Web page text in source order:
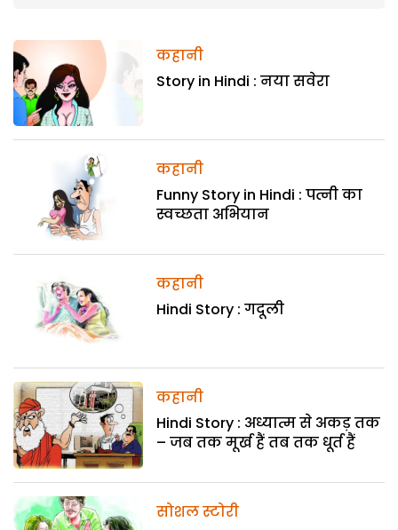
कहानी
Story in Hindi : नया सवेरा
कहानी
Funny Story in Hindi : पत्नी का
स्वच्छता अभियान
कहानी
Hindi Story : गदूली
कहानी
Hindi Story : अध्यात्म से अकड़ तक
– जब तक मूर्ख हैं तब तक धूर्त हैं
सोशल स्टोरी